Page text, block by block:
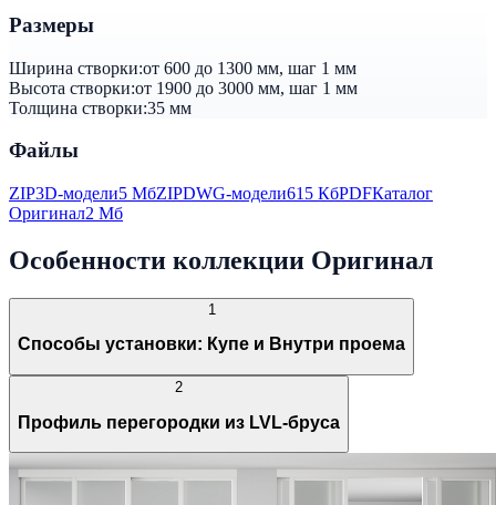
Размеры
Ширина створки:от 600 до 1300 мм, шаг 1 мм
Высота створки:от 1900 до 3000 мм, шаг 1 мм
Толщина створки:35 мм
Файлы
ZIP3D-модели5 МбZIPDWG-модели615 КбPDFКаталог
Оригинал2 Мб
Особенности коллекции Оригинал
1
Способы установки: Купе и Внутри проема
2
Профиль перегородки из LVL-бруса